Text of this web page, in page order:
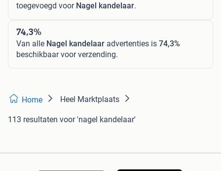
toegevoegd voor Nagel kandelaar.
74,3%
Van alle Nagel kandelaar advertenties is 74,3%
beschikbaar voor verzending.
Home Heel Marktplaats
113 resultaten voor 'nagel kandelaar'